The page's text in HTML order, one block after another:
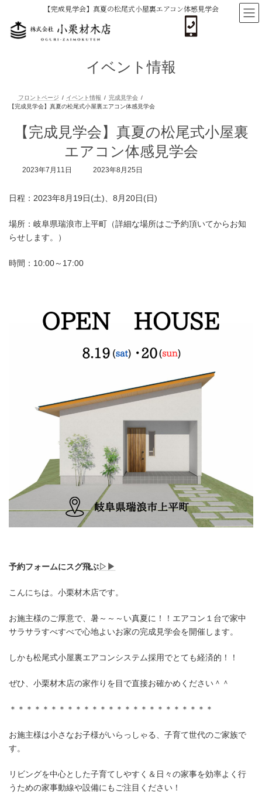
【完成見学会】真夏の松尾式小屋裏エアコン体感見学会
イベント情報
【完成見学会】真夏の松尾式小屋裏エアコン体感見学会
【完成見学会】真夏の松尾式小屋裏
エアコン体感見学会
2023年7月11日
最
新
時
:
2023年8月25日
日程：2023年8月19日(土)、8月20日(日)
場所：岐阜県瑞浪市上平町（詳細な場所はご予約頂いてからお知
らせします。）
時間：10:00～17:00
予約フォームにスグ飛ぶ▷▶
こんにちは。小栗材木店です。
お施主様のご厚意で、暑～～～い真夏に！！エアコン１台で家中
サラサラすべすべで心地よいお家の完成見学会を開催します。
しかも松尾式小屋裏エアコンシステム採用でとても経済的！！
ぜひ、小栗材木店の家作りを目で直接お確かめください＾＾
＊＊＊＊＊＊＊＊＊＊＊＊＊＊＊＊＊＊＊＊＊＊＊＊＊
お施主様は小さなお子様がいらっしゃる、子育て世代のご家族で
す。
リビングを中心とした子育てしやすく＆日々の家事を効率よく行
うための家事動線や設備にもご注目ください！